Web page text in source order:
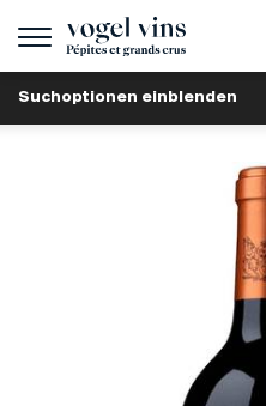
Suchoptionen einblenden
Navigation
zeigen